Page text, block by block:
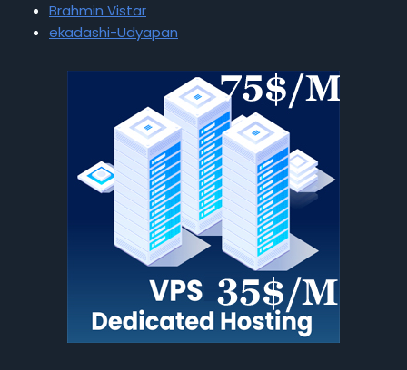
Brahmin Vistar
ekadashi-Udyapan